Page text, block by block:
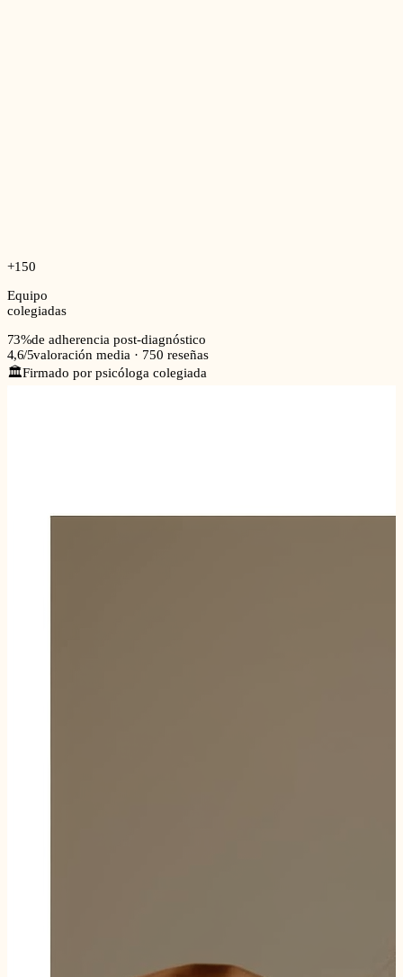
+150
Equipo
colegiadas
73%de adherencia post-diagnóstico
4,6/5valoración media · 750 reseñas
🏛️Firmado por psicóloga colegiada